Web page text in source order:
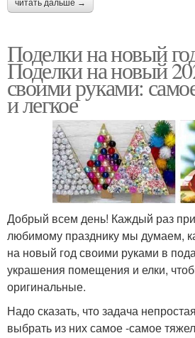
читать дальше →
Поделки на новый
Поделки на новый
своими руками:
и легкое
Добрый всем день! Каждый раз при
любимому празднику мы думаем,
на новый год своими руками в
украшения помещения и елки,
оригинальные.
Надо сказать, что задача
выбрать из них самое -самое